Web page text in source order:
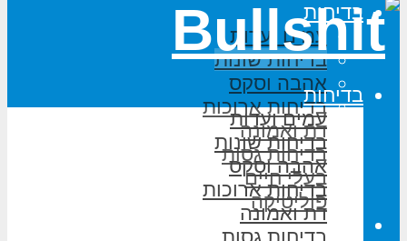
בדיחות
עמים ועדות
בדיחות שונות
אהבה וסקס
בדיחות ארוכות
דת ואמונה
בדיחות גסות
בעלי חיים
פוליטיקה
משחקי מילים
בדיחות
עמים ועדות
בדיחות שונות
אהבה וסקס
בדיחות ארוכות
דת ואמונה